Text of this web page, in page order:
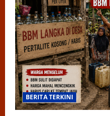
BERITA TERKINI